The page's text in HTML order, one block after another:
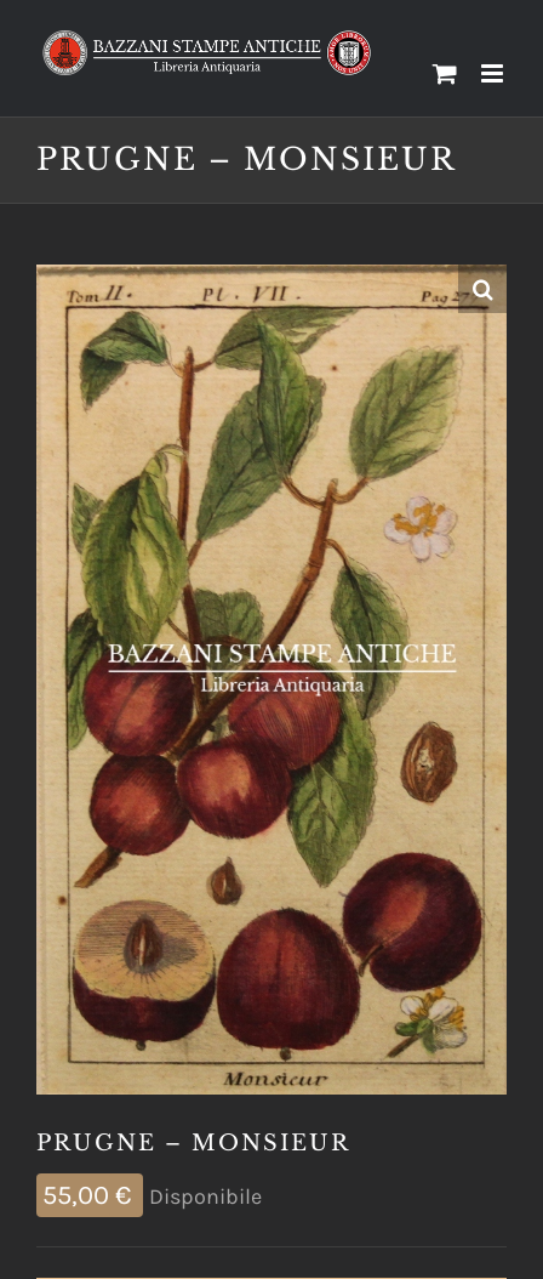
PRUGNE – MONSIEUR
PRUGNE – MONSIEUR
55,00 € Disponibile